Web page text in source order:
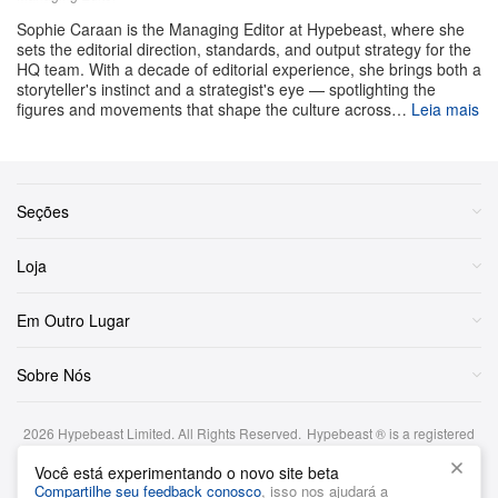
Nguyen. “Queria fazer uma coisa muito bem. Nossa
arma secreta é a qualidade.” Em um momento em que
a cena gastronômica de LA recompensa o
maximalismo e a novidade, essa postura já é, por si só,
A unidade original em Fairfax, inaugurada em 2021,
quando a comida é genuinamente boa e a identidade da
criativos e algumas celebridades — Benny Blanco,
transformaram o lugar em parada obrigatória, o que no
que teria em qualquer outro bairro. A região há tempos
funciona como ponto de encontro da cultura do skate,
Sophie Caraan is the Managing Editor at Hypebeast, where she
sets the editorial direction, standards, and output strategy for the
HQ team. With a decade of editorial experience, she brings both a
storyteller's instinct and a strategist's eye — spotlighting the
figures and movements that shape the culture across… Leia mais
Seções
Loja
Em Outro Lugar
Sobre Nós
2026 Hypebeast Limited. All Rights Reserved. Hypebeast ® is a registered
Termos e Condições | Política de Privacidade |
Aviso de investimento
Você está experimentando o novo site beta
Compartilhe seu feedback conosco, isso nos ajudará a